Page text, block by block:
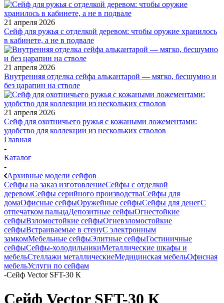
21 апреля 2026
Сейф для ружья с отделкой деревом: чтобы оружие хранилось
в кабинете, а не в подвале
21 апреля 2026
Внутренняя отделка сейфа алькантарой — мягко, бесшумно и
без царапин на стволе
21 апреля 2026
Сейф для охотничьего ружья с кожаными ложементами:
удобство для коллекции из нескольких стволов
Главная
-
Каталог
-
Архивные модели сейфов
Сейфы на заказ изготовлениеСейфы с отделкой
деревомСейфы серийного производстваСейфы для
домаОфисные сейфыОружейные сейфыСейфы для денегС
отпечатком пальцаДепозитные сейфыОгнестойкие
сейфыВзломостойкие сейфыОгневзломостойкие
сейфыВстраиваемые в стенуС электронным
замкомМебельные сейфыЭлитные сейфыГостиничные
сейфыСейфы-холодильникиМеталлические шкафы и
мебельСтеллажи металлическиеМедицинская мебельОфисная
мебельУслуги по сейфам
-Сейф Vector SFT-30 К
Сейф Vector SFT-30 К